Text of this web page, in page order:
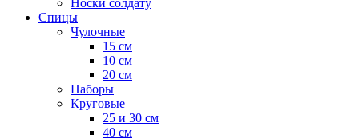
Спицы
Чулочные
15 см
10 см
20 см
Наборы
Круговые
25 и 30 см
40 см